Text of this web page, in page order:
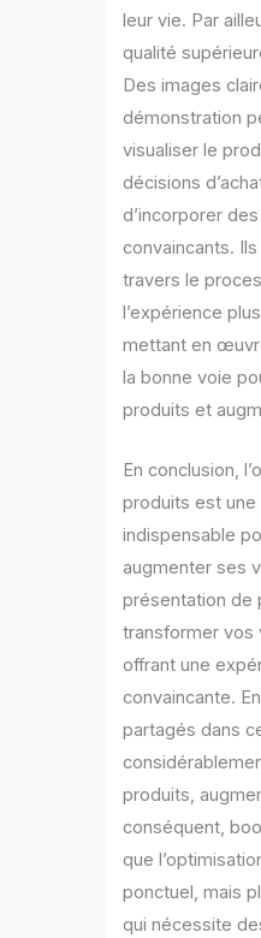
leur vie. Par
qualité
Des images
démonstration
visualiser le
décisions
d’incorporer
convaincants.
travers le
l’expérience
mettant en
la bonne voie
produits et
En conclusion,
produits est
indispensable
augmenter ses
présentation de
transformer vos
offrant une
convaincante.
partagés dans
produits,
conséquent,
que
ponctuel, mais
qui nécessite